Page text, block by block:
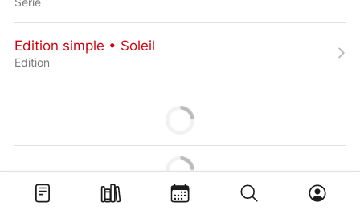
Edition simple • Soleil
Edition